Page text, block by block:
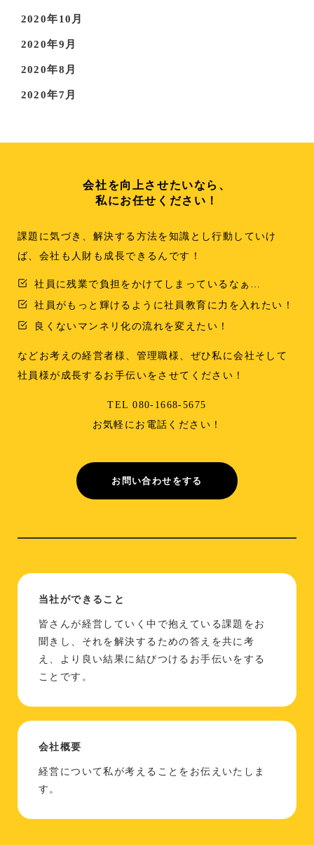
2020年10月
2020年9月
2020年8月
2020年7月
会社を向上させたいなら、
私にお任せください！
課題に気づき、解決する方法を知識とし行動していけ
ば、会社も人財も成長できるんです！
社員に残業で負担をかけてしまっているなぁ…
社員がもっと輝けるように社員教育に力を入れたい！
良くないマンネリ化の流れを変えたい！
などお考えの経営者様、管理職様、ぜひ私に会社そして
社員様が成長するお手伝いをさせてください！
TEL 080-1668-5675
お気軽にお電話ください！
お問い合わせをする
当社ができること
皆さんが経営していく中で抱えている課題をお
聞きし、それを解決するための答えを共に考
え、より良い結果に結びつけるお手伝いをする
ことです。
会社概要
経営について私が考えることをお伝えいたしま
す。